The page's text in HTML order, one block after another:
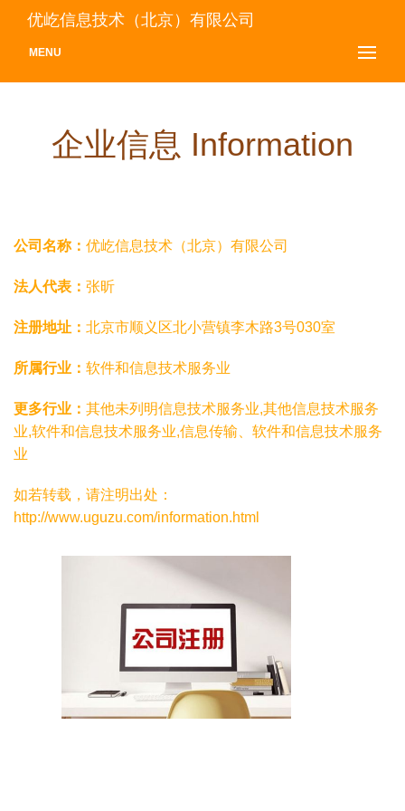
优屹信息技术（北京）有限公司
MENU
企业信息 Information
公司名称： 优屹信息技术（北京）有限公司
法人代表： 张昕
注册地址： 北京市顺义区北小营镇李木路3号030室
所属行业： 软件和信息技术服务业
更多行业： 其他未列明信息技术服务业,其他信息技术服务
业,软件和信息技术服务业,信息传输、软件和信息技术服务
业
如若转载，请注明出处：
http://www.uguzu.com/information.html